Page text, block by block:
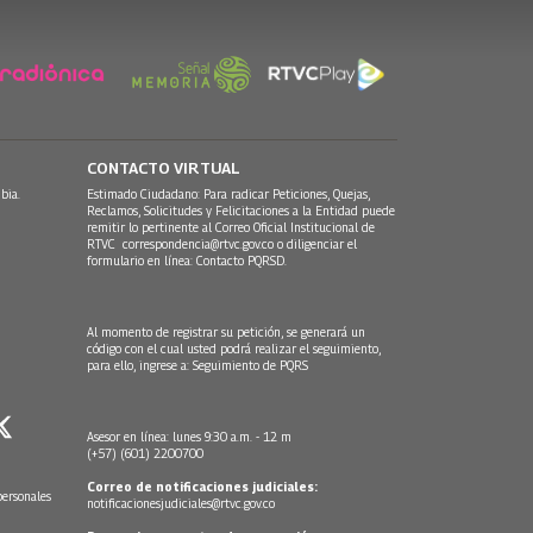
CONTACTO VIRTUAL
Estimado Ciudadano: Para radicar Peticiones, Quejas,
Reclamos, Solicitudes y Felicitaciones a la Entidad puede
remitir lo pertinente al Correo Oficial Institucional de
RTVC correspondencia@rtvc.gov.co o diligenciar el
formulario en línea: Contacto PQRSD.
Al momento de registrar su petición, se generará un
código con el cual usted podrá realizar el seguimiento,
para ello, ingrese a: Seguimiento de PQRS
Asesor en línea: lunes 9:30 a.m. - 12 m
(+57) (601) 2200700
Correo de notificaciones judiciales:
notificacionesjudiciales@rtvc.gov.co